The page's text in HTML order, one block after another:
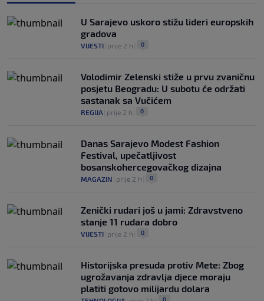
U Sarajevo uskoro stižu lideri europskih
gradova
VIJESTI prije 2 h 0
Volodimir Zelenski stiže u prvu zvaničnu
posjetu Beogradu: U subotu će održati
sastanak sa Vučićem
REGIJA prije 2 h 0
Danas Sarajevo Modest Fashion
Festival, upečatljivost
bosanskohercegovačkog dizajna
MAGAZIN prije 2 h 0
Zenički rudari još u jami: Zdravstveno
stanje 11 rudara dobro
VIJESTI prije 2 h 0
Historijska presuda protiv Mete: Zbog
ugrožavanja zdravlja djece moraju
platiti gotovo milijardu dolara
0